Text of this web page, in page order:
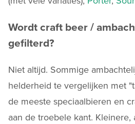
Wordt craft beer /
gefilterd?
Niet altijd. Sommige
helderheid te vergelijken met
de meeste speciaalbieren en
aan de troebele kant. Kleinere,